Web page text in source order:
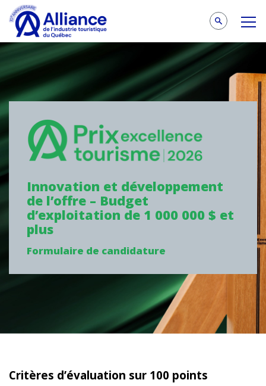
Innovation et développement
de l’offre – Budget
d’exploitation de 1 000 000 $ et
plus
Formulaire de candidature
Critères d’évaluation sur 100 points